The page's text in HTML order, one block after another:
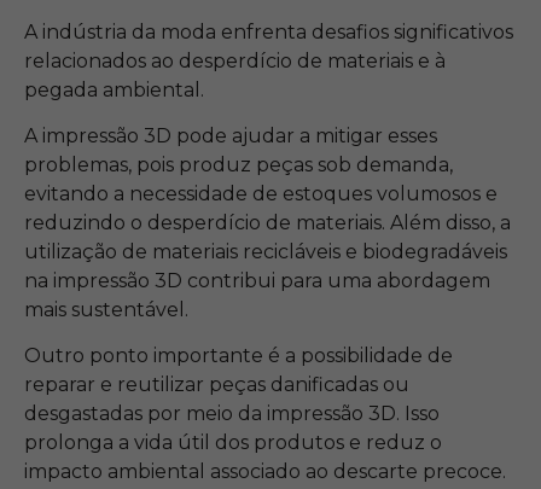
A indústria da moda enfrenta desafios significativos
relacionados ao desperdício de materiais e à
pegada ambiental.
A impressão 3D pode ajudar a mitigar esses
problemas, pois produz peças sob demanda,
evitando a necessidade de estoques volumosos e
reduzindo o desperdício de materiais. Além disso, a
utilização de materiais recicláveis e biodegradáveis
na impressão 3D contribui para uma abordagem
mais sustentável.
Outro ponto importante é a possibilidade de
reparar e reutilizar peças danificadas ou
desgastadas por meio da impressão 3D. Isso
prolonga a vida útil dos produtos e reduz o
impacto ambiental associado ao descarte precoce.